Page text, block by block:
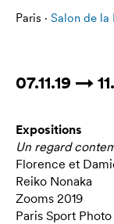
Paris · Salon de la
07.11.19 →
Expositions
Un regard
Florence et
Reiko Nonaka
Zooms 2019
Paris Sport Photo